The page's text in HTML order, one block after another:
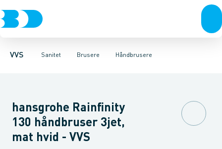
VVS Sanitet
Rør & fittingsPressfittings & rørKuglehaner & ventiler
Brusere
Toiletter, sæder og cisterner VaskeArmaturer
Håndbrusere
HåndbrusereBruseslanger BrusesætBrusestænger
hansgrohe Rainfinity
130 håndbruser 3jet,
mat hvid - VVS